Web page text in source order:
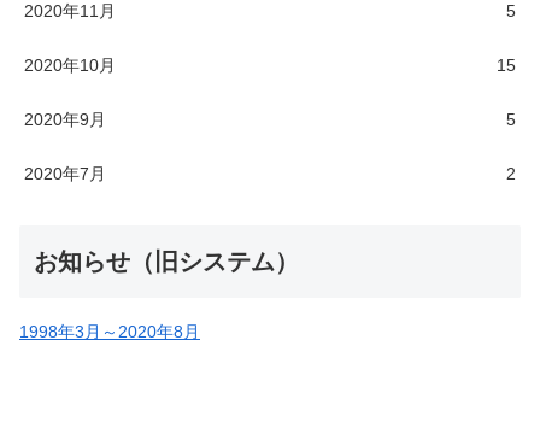
2020年11月 5
2020年10月 15
2020年9月 5
2020年7月 2
お知らせ（旧システム）
1998年3月～2020年8月